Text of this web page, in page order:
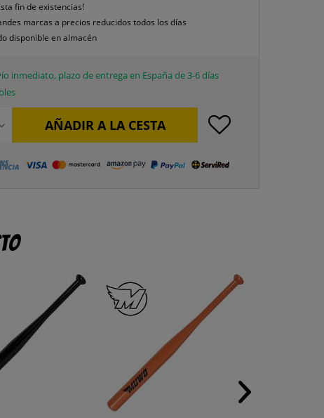
fin de existencias!
marcas a precios reducidos todos los días
disponible en almacén
inmediato, plazo de entrega en España de 3-6 días
AÑADIR A LA CESTA